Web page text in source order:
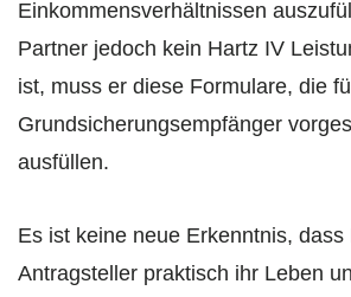
Einkommensverhältnissen
Partner jedoch kein Hartz IV
ist, muss er diese Formulare, die
Grundsicherungsempfänger
ausfüllen.
Es ist keine neue Erkenntnis, dass
Antragsteller praktisch ihr Leben